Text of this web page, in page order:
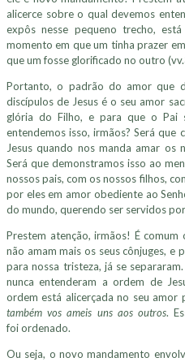
alicerce sobre o qual devemos
expôs nesse pequeno trecho,
momento em que um tinha prazer
que um fosse glorificado no outro
Portanto, o padrão do amor que
discípulos de Jesus é o seu amor
glória do Filho, e para que o Pai
entendemos isso, irmãos? Será que
Jesus quando nos manda amar os
Será que demonstramos isso ao
nossos pais, com os nossos filhos,
por eles em amor obediente ao
do mundo, querendo ser servidos
Prestem atenção, irmãos! É
não amam mais os seus cônjuges, e
para nossa tristeza, já se
nunca entenderam a ordem de
ordem está alicerçada no seu amor
também vos ameis uns aos outros.
foi ordenado.
Ou seja, o novo mandamento